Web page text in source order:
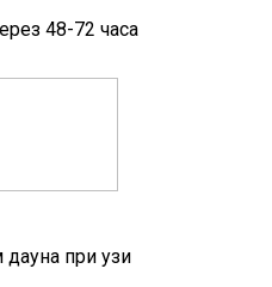
48-72 часа
при узи